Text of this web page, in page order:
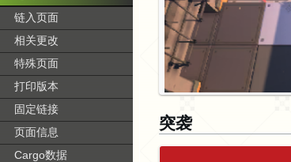
突袭
链入页面
相关更改
特殊页面
打印版本
固定链接
页面信息
Cargo数据